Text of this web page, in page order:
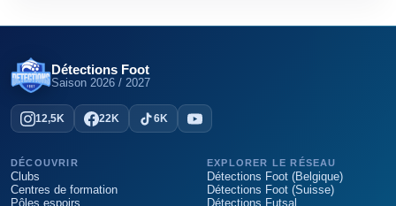
Détections Foot
Saison 2026 / 2027
12,5K 22K 6K
DÉCOUVRIR
Clubs
Centres de formation
Pôles espoirs
EXPLORER LE RÉSEAU
Détections Foot (Belgique)
Détections Foot (Suisse)
Détections Futsal